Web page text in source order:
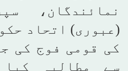
نمائندگان،
(عبوری) اتحاد
کی قومی فوج کی
سے مطالبہ